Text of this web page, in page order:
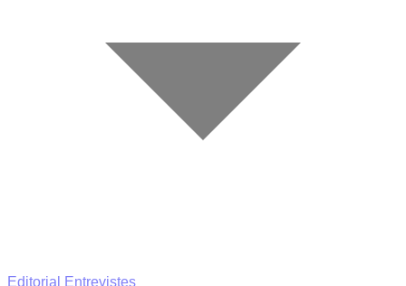
Editorial
Entrevistes